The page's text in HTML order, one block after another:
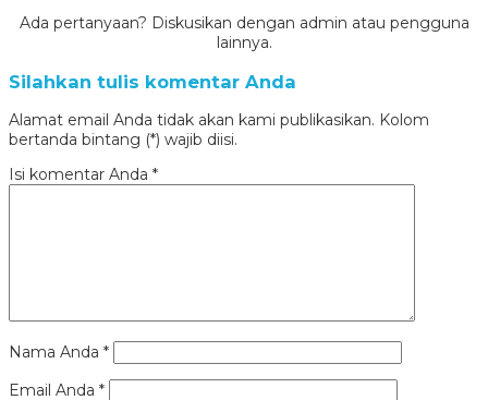
Ada pertanyaan? Diskusikan dengan admin atau pengguna
lainnya.
Silahkan tulis komentar Anda
Alamat email Anda tidak akan kami publikasikan. Kolom
bertanda bintang (*) wajib diisi.
Isi komentar Anda *
Nama Anda *
Email Anda *